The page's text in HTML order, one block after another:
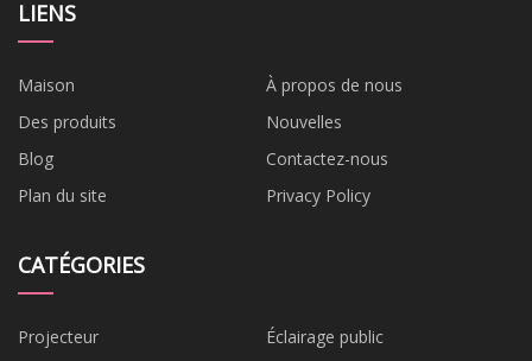
LIENS
Maison
À propos de nous
Des produits
Nouvelles
Blog
Contactez-nous
Plan du site
Privacy Policy
CATÉGORIES
Projecteur
Éclairage public